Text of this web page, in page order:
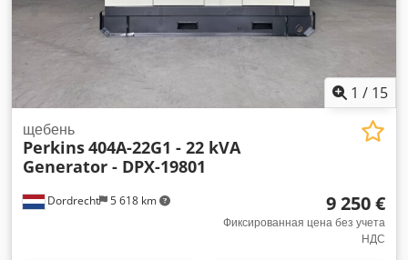
1 / 15
Dordrecht 5 618 km
щебень
Perkins404A-22G1 - 22 kVA
Generator - DPX-19801
9 250 €
Фиксированная цена без учета
НДС